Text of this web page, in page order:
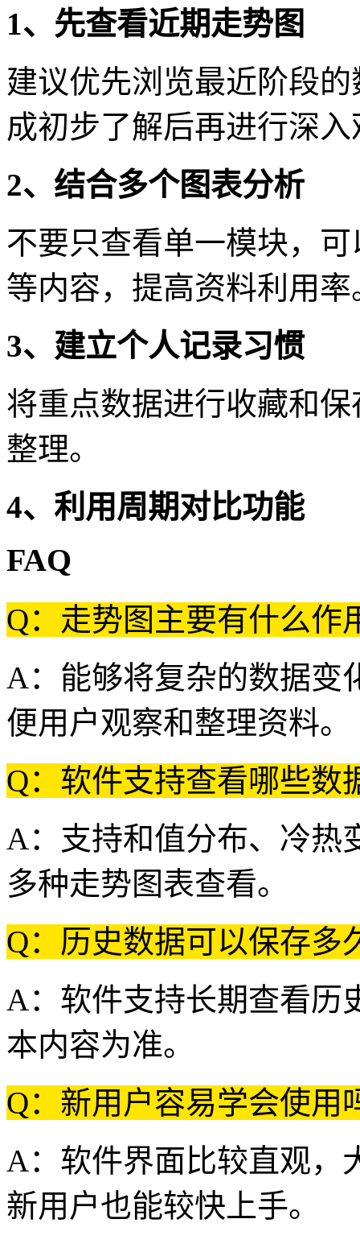
1、先查看近期走势图
建议优先浏览最近阶段
成初步了解后再进行深
2、结合多个图表分析
不要只查看单一模块，
等内容，提高资料利用率
3、建立个人记录习惯
将重点数据进行收藏和
整理。
4、利用周期对比功能
FAQ
Q：走势图主要有什么作
A：能够将复杂的数据变
便用户观察和整理资料。
Q：软件支持查看哪些数
A：支持和值分布、冷热
多种走势图表查看。
Q：历史数据可以保存多
A：软件支持长期查看历
本内容为准。
Q：新用户容易学会使用
A：软件界面比较直观，
新用户也能较快上手。